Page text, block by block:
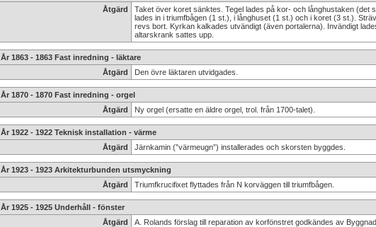
Åtgärd
Taket över koret sänktes. Tegel lades på kor- och långhustaken (det
lades in i triumfbågen (1 st.), i långhuset (1 st.) och i koret (3 st.).
revs bort. Kyrkan kalkades utvändigt (även portalerna). Invändigt
altarskrank sattes upp.
År 1863 - 1863 Fast inredning - läktare
Åtgärd
Den övre läktaren utvidgades.
År 1870 - 1870 Fast inredning - orgel
Åtgärd
Ny orgel (ersatte en äldre orgel, trol. från 1700-talet).
År 1922 - 1922 Teknisk installation - värme
Åtgärd
Järnkamin (”värmeugn”) installerades och skorsten byggdes.
År 1923 - 1923 Arkitekturbunden utsmyckning
Åtgärd
Triumfkrucifixet flyttades från N korväggen till triumfbågen.
År 1925 - 1925 Underhåll - fönster
Åtgärd
A. Rolands förslag till reparation av korfönstret godkändes av